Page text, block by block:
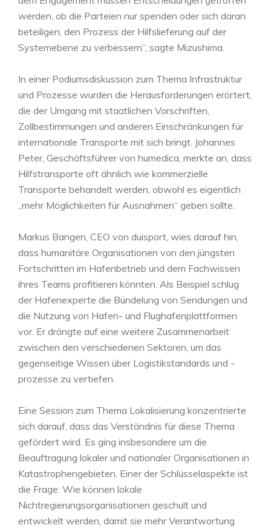
werden, ob die Parteien nur spenden oder sich daran
beteiligen, den Prozess der Hilfslieferung auf der
Systemebene zu verbessern“, sagte Mizushima.
In einer Podiumsdiskussion zum Thema Infrastruktur
und Prozesse wurden die Herausforderungen erörtert,
die der Umgang mit staatlichen Vorschriften,
Zollbestimmungen und anderen Einschränkungen für
internationale Transporte mit sich bringt. Johannes
Peter, Geschäftsführer von humedica, merkte an, dass
Hilfstransporte oft ähnlich wie kommerzielle
Transporte behandelt werden, obwohl es eigentlich
„mehr Möglichkeiten für Ausnahmen“ geben sollte.
Markus Bangen, CEO von duisport, wies darauf hin,
dass humanitäre Organisationen von den jüngsten
Fortschritten im Hafenbetrieb und dem Fachwissen
ihres Teams profitieren könnten. Als Beispiel schlug
der Hafenexperte die Bündelung von Sendungen und
die Nutzung von Hafen- und Flughafenplattformen
vor. Er drängte auf eine weitere Zusammenarbeit
zwischen den verschiedenen Sektoren, um das
gegenseitige Wissen über Logistikstandards und -
prozesse zu vertiefen.
Eine Session zum Thema Lokalisierung konzentrierte
sich darauf, dass das Verständnis für diese Thema
gefördert wird. Es ging insbesondere um die
Beauftragung lokaler und nationaler Organisationen in
Katastrophengebieten. Einer der Schlüsselaspekte ist
die Frage: Wie können lokale
Nichtregierungsorganisationen geschult und
entwickelt werden, damit sie mehr Verantwortung